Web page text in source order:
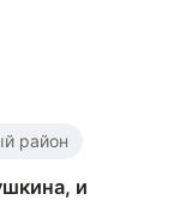
район
и